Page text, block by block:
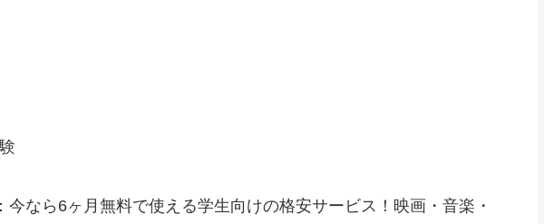
今なら6ヶ月無料で使える学生向けの格安サービス！ 映画・音楽・